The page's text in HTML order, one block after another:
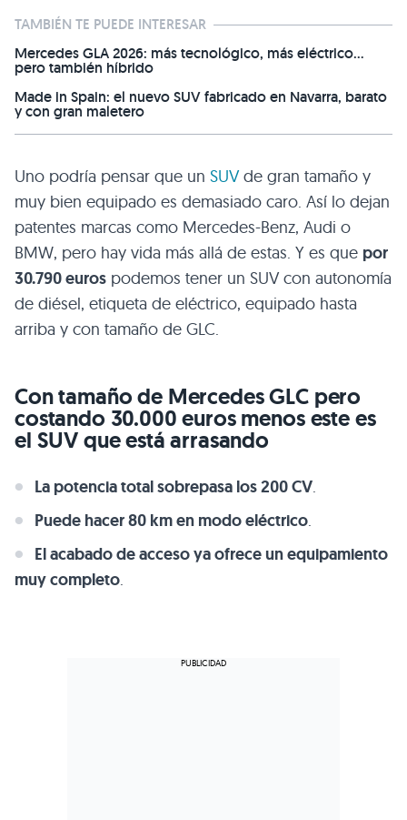
TAMBIÉN TE PUEDE INTERESAR
Mercedes GLA 2026: más tecnológico, más eléctrico...
pero también híbrido
Made in Spain: el nuevo SUV fabricado en Navarra, barato
y con gran maletero
Uno podría pensar que un SUVde gran tamaño y
muy bien equipado es demasiado caro. Así lo dejan
patentes marcas como Mercedes-Benz, Audi o
BMW, pero hay vida más allá de estas. Y es que por
30.790 euros podemos tener un SUV con autonomía
de diésel, etiqueta de eléctrico, equipado hasta
arriba y con tamaño de GLC.
Con tamaño de Mercedes GLC pero
costando 30.000 euros menos este es
el SUV que está arrasando
La potencia total sobrepasa los 200 CV.
Puede hacer 80 km en modo eléctrico.
El acabado de acceso ya ofrece un equipamiento
muy completo.